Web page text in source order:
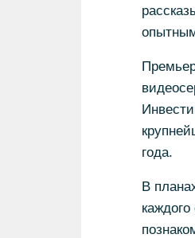
года.
В